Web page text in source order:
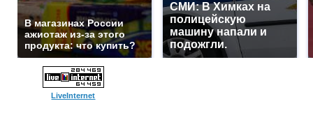
В магазинах России
ажиотаж из-за этого
продукта: что купить?
СМИ: В Химках на
полицейскую
машину напали и
подожгли.
LiveInternet